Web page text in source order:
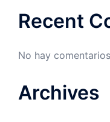
Recent
No hay
Archives